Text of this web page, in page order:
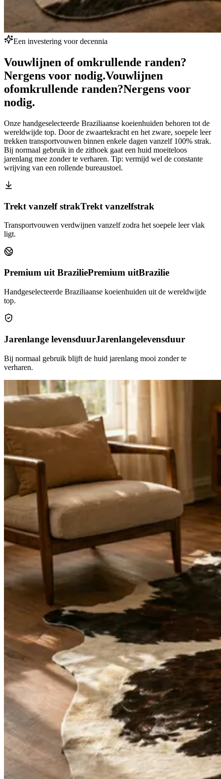
Een investering voor decennia
Vouwlijnen of omkrullende randen?
Nergens voor nodig.Vouwlijnen
ofomkrullende randen?Nergens voor
nodig.
Onze handgeselecteerde Braziliaanse koeienhuiden behoren tot de
wereldwijde top. Door de zwaartekracht en het zware, soepele leer
trekken transportvouwen binnen enkele dagen vanzelf 100% strak.
Bij normaal gebruik in de zithoek gaat een huid moeiteloos
jarenlang mee zonder te verharen. Tip: vermijd wel de constante
wrijving van een rollende bureaustoel.
Trekt vanzelf strakTrekt vanzelfstrak
Transportvouwen verdwijnen vanzelf zodra het soepele leer vlak
ligt.
Premium uit BraziliePremium uitBrazilie
Handgeselecteerde Braziliaanse koeienhuiden uit de wereldwijde
top.
Jarenlange levensduurJarenlangelevensduur
Bij normaal gebruik blijft de huid jarenlang mooi zonder te
verharen.